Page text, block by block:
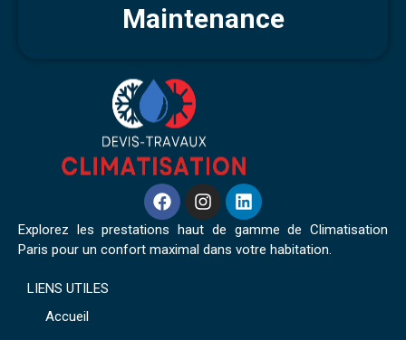
Maintenance
Explorez les prestations haut de gamme de Climatisation
Paris pour un confort maximal dans votre habitation.
LIENS UTILES
Accueil